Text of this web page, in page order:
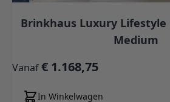
Brinkhaus Luxury Lifestyle
Medium
Vanaf€ 1.168,75
In Winkelwagen